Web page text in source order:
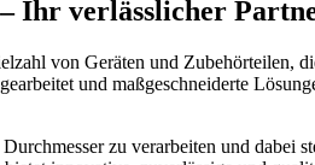
Ihr verlässlicher
von Geräten und
und maßgeschneiderte
zu verarbeiten und